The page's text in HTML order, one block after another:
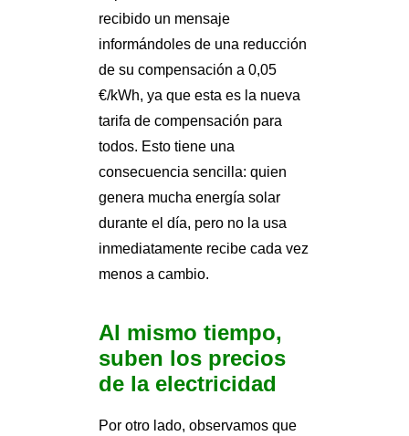
recibido un mensaje
informándoles de una reducción
de su compensación a 0,05
€/kWh, ya que esta es la nueva
tarifa de compensación para
todos. Esto tiene una
consecuencia sencilla: quien
genera mucha energía solar
durante el día, pero no la usa
inmediatamente recibe cada vez
menos a cambio.
Al mismo tiempo,
suben los precios
de la electricidad
Por otro lado, observamos que